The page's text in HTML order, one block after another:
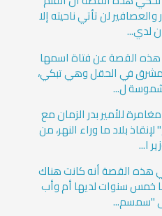
لن تأتي ناحيته إلا
لدي...
القصة عن فتاة اسمها
في الحقل وهي تبكي،
ل...
للأمير بدر الزمان مع
بلاد ما وراء النهر، من
ا...
هذه القصة أنه كانت هناك
خمس سنوات لديها أم وأب
"سمسم...